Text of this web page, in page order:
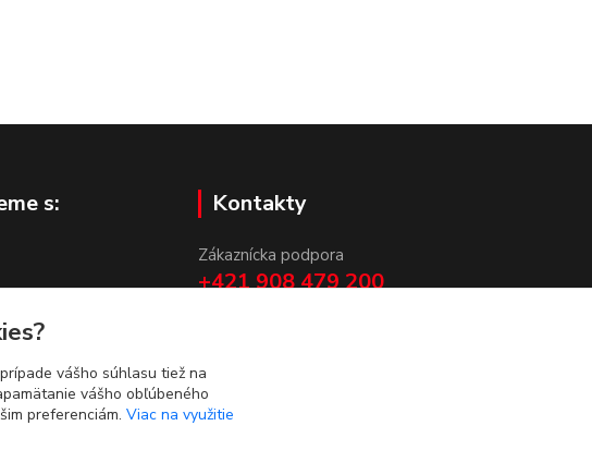
s: Kontakty
Zákaznícka podpora
+421 908 479 200
vášho súhlasu tiež na
vášho obľúbeného
preferenciám. Viac na využitie